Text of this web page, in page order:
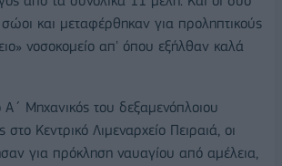
και μεταφέρθηκαν για προληπτικούς
νοσοκομείο απ' όπου εξήλθαν καλά
Μηχανικός του δεξαμενόπλοιου
Κεντρικό Λιμεναρχείο Πειραιά, οι
για πρόκληση ναυαγίου από αμέλεια,